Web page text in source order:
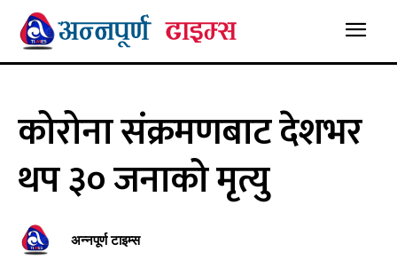
कोरोना संक्रमणबाट देशभर
थप ३० जनाको मृत्यु
अन्नपूर्ण टाइम्स